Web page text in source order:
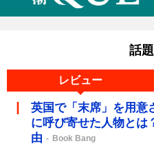
話
レビュー
英国で「末席」を用意
に呼び寄せた人物と
由
Book Bang